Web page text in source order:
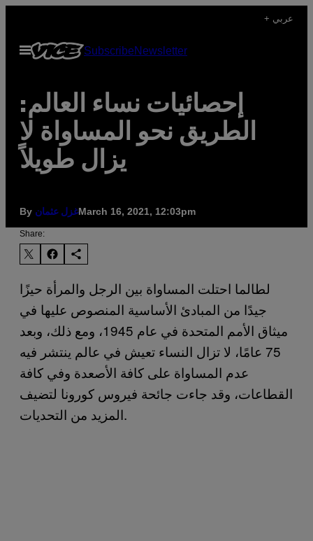
content
+ عربي
Open
Menu
SubscribeNewsletter
إحصائيات نساء العالم:
الطريق نحو المساواة لا
يزال طويلاً
By غزل عثمانMarch 16, 2021, 12:03pm
Share:
لطالما احتلت المساواة بين الرجل والمرأة حيزًا
جيدًا من المبادئ الأساسية المنصوص عليها في
ميثاق الأمم المتحدة في عام 1945، ومع ذلك، وبعد
75 عامًا، لا تزال النساء تعيش في عالم ينتشر فيه
عدم المساواة على كافة الأصعدة وفي كافة
القطاعات، وقد جاءت جائحة فيروس كورونا لتضيف
المزيد من التحديات.